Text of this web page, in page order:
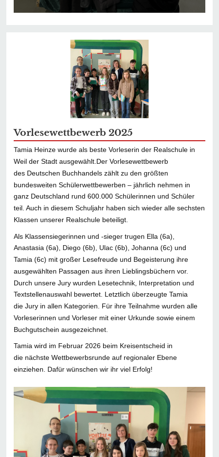
Vorlesewettbewerb 2025
Tamia Heinze wurde als beste Vorleserin der Realschule in
Weil der Stadt ausgewählt.Der Vorlesewettbewerb
des Deutschen Buchhandels zählt zu den größten
bundesweiten Schülerwettbewerben – jährlich nehmen in
ganz Deutschland rund 600.000 Schülerinnen und Schüler
teil. Auch in diesem Schuljahr haben sich wieder alle sechsten
Klassen unserer Realschule beteiligt.
Als Klassensiegerinnen und -sieger trugen Ella (6a),
Anastasia (6a), Diego (6b), Ulac (6b), Johanna (6c) und
Tamia (6c) mit großer Lesefreude und Begeisterung ihre
ausgewählten Passagen aus ihren Lieblingsbüchern vor.
Durch unsere Jury wurden Lesetechnik, Interpretation und
Textstellenauswahl bewertet. Letztlich überzeugte Tamia
die Jury in allen Kategorien. Für ihre Teilnahme wurden alle
Vorleserinnen und Vorleser mit einer Urkunde sowie einem
Buchgutschein ausgezeichnet.
Tamia wird im Februar 2026 beim Kreisentscheid in
die nächste Wettbewerbsrunde auf regionaler Ebene
einziehen. Dafür wünschen wir ihr viel Erfolg!